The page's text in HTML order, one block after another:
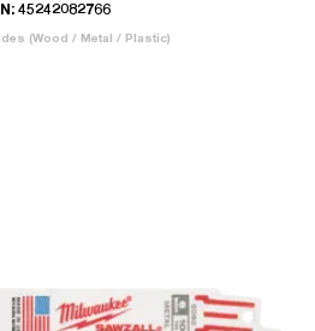
45242082766
(Wood / Metal / Plastic)